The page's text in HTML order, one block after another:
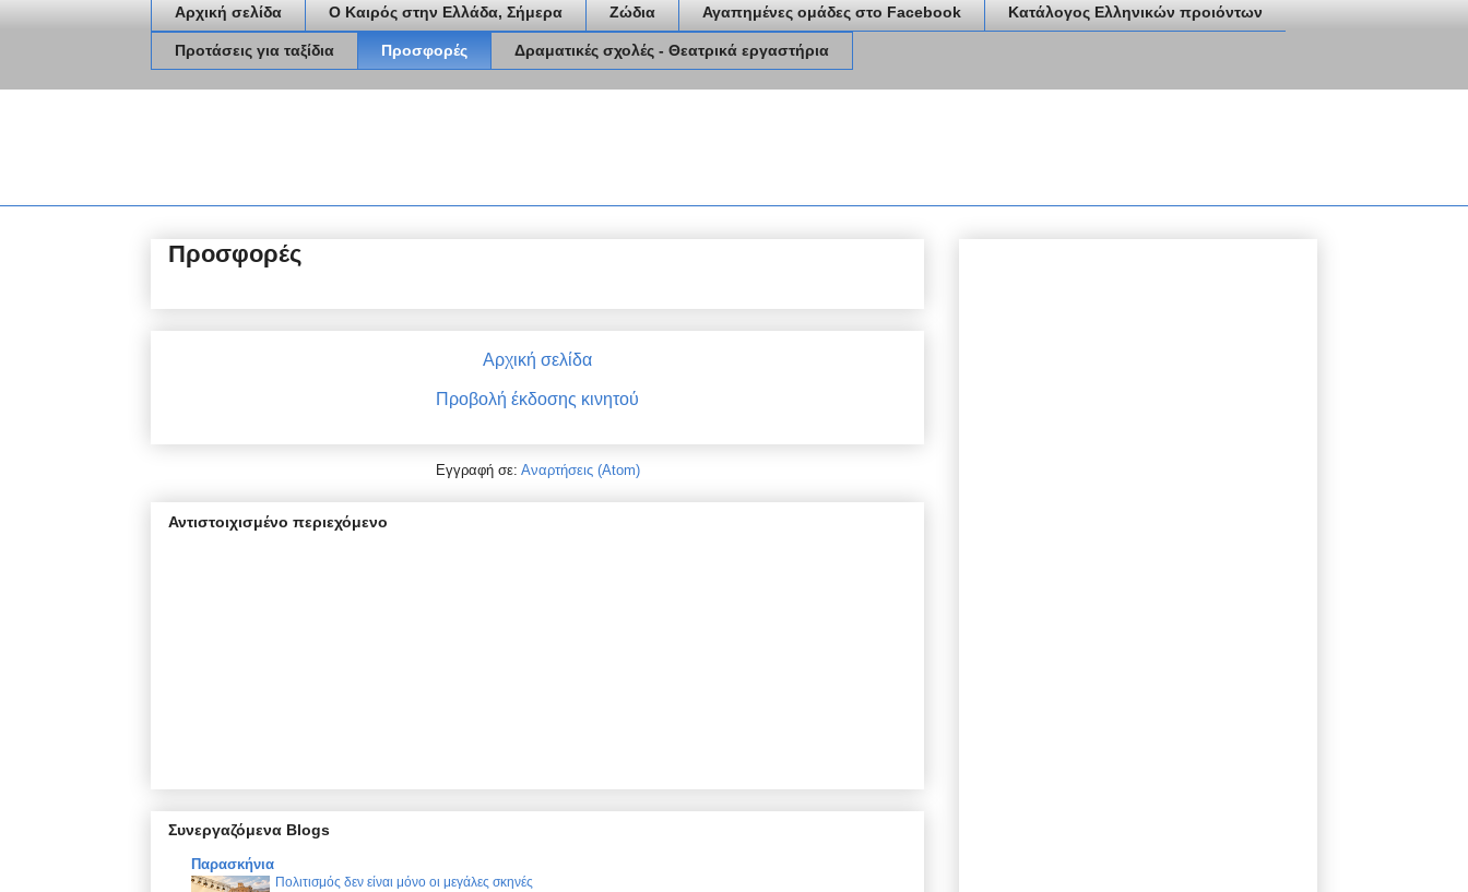
Αρχική σελίδα Ο Καιρός στην Ελλάδα, Σήμερα Ζώδια Αγαπημένες ομάδες στο Facebook Κατάλογος Ελληνικών προιόντων
Προτάσεις για ταξίδια Προσφορές Δραματικές σχολές - Θεατρικά εργαστήρια
Προσφορές
Αρχική σελίδα
Προβολή έκδοσης κινητού
Εγγραφή σε: Αναρτήσεις (Atom)
Αντιστοιχισμένο περιεχόμενο
Συνεργαζόμενα Blogs
Παρασκήνια
Πολιτισμός δεν είναι μόνο οι μεγάλες σκηνές